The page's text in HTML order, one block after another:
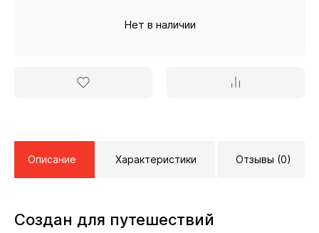
Нет в наличии
Описание Характеристики Отзывы (0)
Создан для путешествий